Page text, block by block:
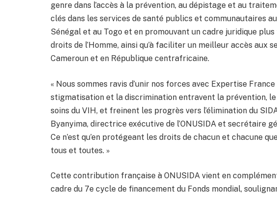
genre dans l’accès à la prévention, au dépistage et au
clés dans les services de santé publics et communautaires au
Sénégal et au Togo et en promouvant un cadre juridique
droits de l’Homme, ainsi qu’à faciliter un meilleur accès aux
Cameroun et en République centrafricaine.
« Nous sommes ravis d’unir nos forces avec Expertise
stigmatisation et la discrimination entravent la prévention,
soins du VIH, et freinent les progrès vers l’élimination du
Byanyima, directrice exécutive de l’ONUSIDA et secrétaire
Ce n’est qu’en protégeant les droits de chacun et chacune
tous et toutes. »
Cette contribution française à ONUSIDA vient en
cadre du 7e cycle de financement du Fonds mondial,